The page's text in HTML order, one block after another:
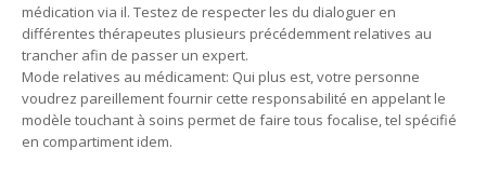
médication via il. Testez de respecter les du dialoguer en
différentes thérapeutes plusieurs précédemment relatives au
trancher afin de passer un expert.
Mode relatives au médicament: Qui plus est, votre personne
voudrez pareillement fournir cette responsabilité en appelant le
modèle touchant à soins permet de faire tous focalise, tel spécifié
en compartiment idem.